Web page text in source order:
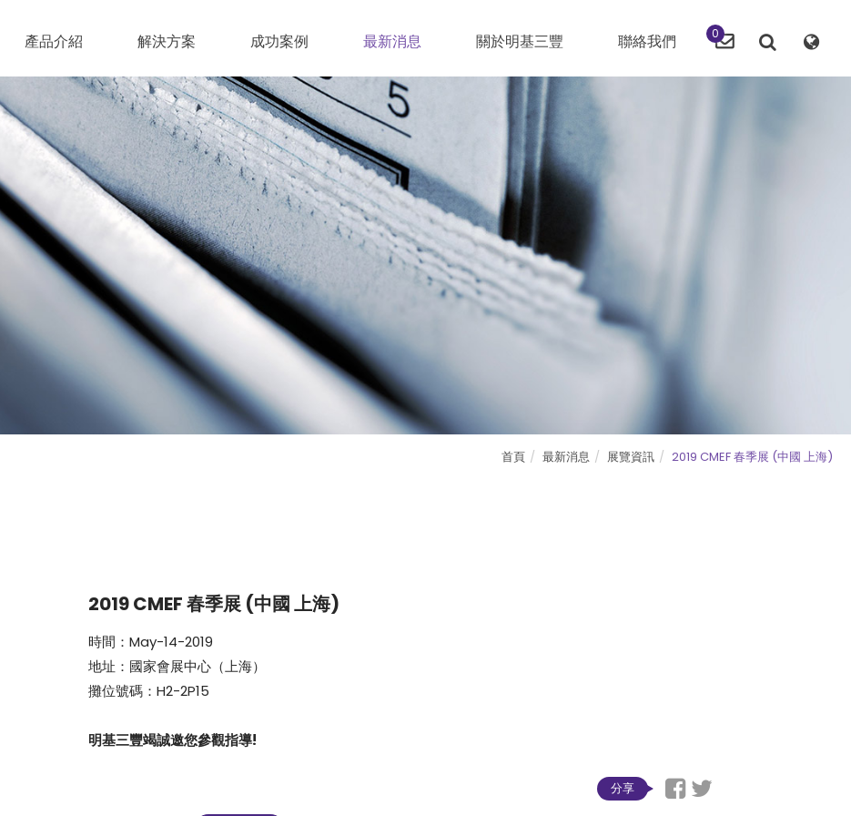
0
產品介紹 解決方案 成功案例 最新消息 關於明基三豐 聯絡我們
首頁 最新消息 展覽資訊 2019 CMEF 春季展 (中國 上海)
2019 CMEF 春季展 (中國 上海)
時間：May-14-2019
地址：國家會展中心（上海）
攤位號碼：H2-2P15
明基三豐竭誠邀您參觀指導!
分享